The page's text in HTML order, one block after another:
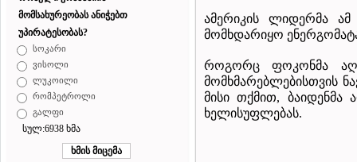
მომსახურეობას ანიჭებთ
უპირატესობას?
სოკარი
ვისოლი
ლუკოილი
რომპეტროლი
გალფი
სულ:6938 ხმა
ამერიკის ლიდერმა
მომხდარიყო
როგორც ფოკონმა
მომხმარებლებისთვის
მისი თქმით, ბაიდენმა
ხელისუფლებას.